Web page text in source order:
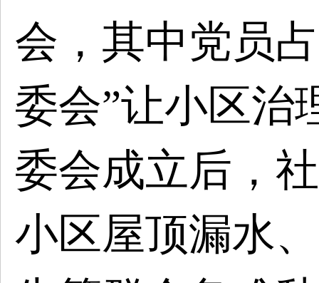
会，其中党员
委会”让小区治
委会成立后，
小区屋顶漏水